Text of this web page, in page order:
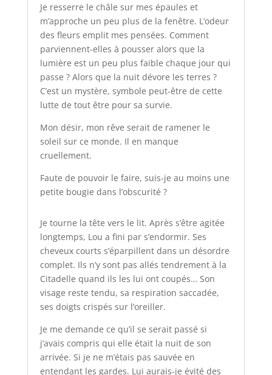
Je resserre le châle sur mes épaules et
m’approche un peu plus de la fenêtre. L’odeur
des fleurs emplit mes pensées. Comment
parviennent-elles à pousser alors que la
lumière est un peu plus faible chaque jour qui
passe ? Alors que la nuit dévore les terres ?
C’est un mystère, symbole peut-être de cette
lutte de tout être pour sa survie.
Mon désir, mon rêve serait de ramener le
soleil sur ce monde. Il en manque
cruellement.
Faute de pouvoir le faire, suis-je au moins une
petite bougie dans l’obscurité ?
Je tourne la tête vers le lit. Après s’être agitée
longtemps, Lou a fini par s’endormir. Ses
cheveux courts s’éparpillent dans un désordre
complet. Ils n’y sont pas allés tendrement à la
Citadelle quand ils les lui ont coupés… Son
visage reste tendu, sa respiration saccadée,
ses doigts crispés sur l’oreiller.
Je me demande ce qu’il se serait passé si
j’avais compris qui elle était la nuit de son
arrivée. Si je ne m’étais pas sauvée en
entendant les gardes. Lui aurais-je évité des